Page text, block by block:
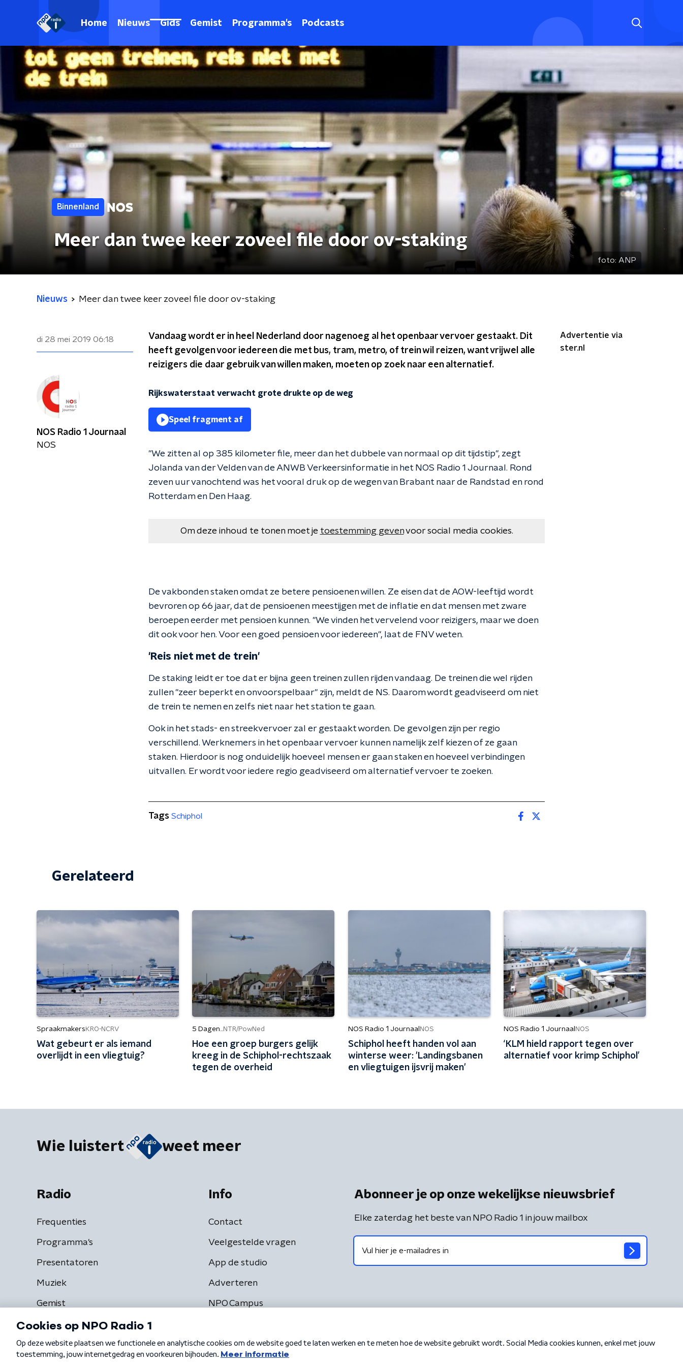
Home Nieuws Gids Gemist Programma's Podcasts
Binnenland
Meer dan twee keer zoveel file door ov-staking
foto: ANP
Nieuws Meer dan twee keer zoveel file door ov-staking
di 28 mei 2019 06:18
Vandaag wordt er in heel Nederland door nagenoeg al het openbaar vervoer gestaakt. Dit
heeft gevolgen voor iedereen die met bus, tram, metro, of trein wil reizen, want vrijwel alle
reizigers die daar gebruik van willen maken, moeten op zoek naar een alternatief.
Rijkswaterstaat verwacht grote drukte op de weg
Speel fragment af
"We zitten al op 385 kilometer file, meer dan het dubbele van normaal op dit tijdstip", zegt
Jolanda van der Velden van de ANWB Verkeersinformatie in het NOS Radio 1 Journaal. Rond
zeven uur vanochtend was het vooral druk op de wegen van Brabant naar de Randstad en rond
Rotterdam en Den Haag.
Om deze inhoud te tonen moet je toestemming gevenvoor social media cookies.
De vakbonden staken omdat ze betere pensioenen willen. Ze eisen dat de AOW-leeftijd wordt
bevroren op 66 jaar, dat de pensioenen meestijgen met de inflatie en dat mensen met zware
beroepen eerder met pensioen kunnen. "We vinden het vervelend voor reizigers, maar we doen
dit ook voor hen. Voor een goed pensioen voor iedereen", laat de FNV weten.
'Reis niet met de trein'
De staking leidt er toe dat er bijna geen treinen zullen rijden vandaag. De treinen die wel rijden
zullen "zeer beperkt en onvoorspelbaar" zijn, meldt de NS. Daarom wordt geadviseerd om niet
de trein te nemen en zelfs niet naar het station te gaan.
Ook in het stads- en streekvervoer zal er gestaakt worden. De gevolgen zijn per regio
verschillend. Werknemers in het openbaar vervoer kunnen namelijk zelf kiezen of ze gaan
staken. Hierdoor is nog onduidelijk hoeveel mensen er gaan staken en hoeveel verbindingen
uitvallen. Er wordt voor iedere regio geadviseerd om alternatief vervoer te zoeken.
Advertentie via
ster.nl
NOS Radio 1 Journaal
NOS
Tags Schiphol
Gerelateerd
Spraakmakers KRO-NCRV
Wat gebeurt er als iemand
overlijdt in een vliegtuig?
5 Dagen...NTR/PowNed
Hoe een groep burgers gelijk
kreeg in de Schiphol-rechtszaak
tegen de overheid
NOS Radio 1 Journaal NOS
Schiphol heeft handen vol aan
winterse weer: 'Landingsbanen
en vliegtuigen ijsvrij maken'
NOS Radio 1 Journaal NOS
‘KLM hield rapport tegen over
alternatief voor krimp Schiphol’
Wie luistert weet meer
Radio
Frequenties
Programma's
Presentatoren
Muziek
Gemist
Info
Contact
Veelgestelde vragen
App de studio
Adverteren
NPO Campus
Abonneer je op onze wekelijkse nieuwsbrief
Elke zaterdag het beste van NPO Radio 1 in jouw mailbox
Algemene voorwaarden Privacybeleid